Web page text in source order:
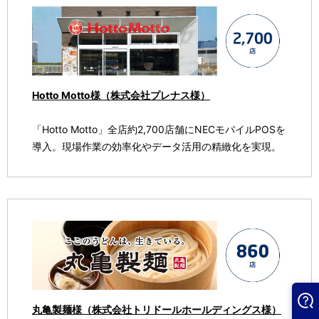
Hotto Motto様（株式会社プレナス様）
「Hotto Motto」全店約2,700店舗にNECモバイルPOSを
導入。現場作業の効率化やデータ活用の精緻化を実現。
丸亀製麺様（株式会社トリドールホールディングス様）